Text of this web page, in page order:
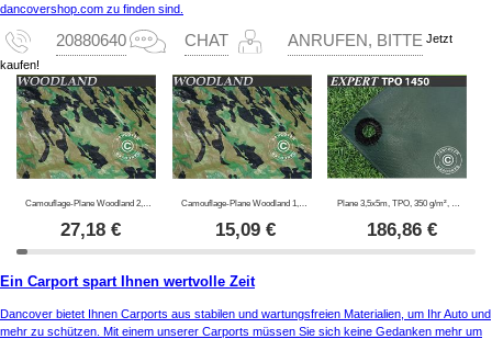
dancovershop.com zu finden sind.
20880640 CHAT ANRUFEN, BITTE Jetzt
kaufen!
Camouflage-Plane Woodland 2,85x4m, 100g/m²
27,18€
Camouflage-Plane Woodland 1,9x3m, 100g/m²
15,09 €
Plane 3,5x5m, TPO, 350 g/m², Grün
186,86€
Ein Carport spart Ihnen wertvolle Zeit
Dancover bietet Ihnen Carports aus stabilen und wartungsfreien Materialien, um Ihr Auto und
mehr zu schützen. Mit einem unserer Carports müssen Sie sich keine Gedanken mehr um